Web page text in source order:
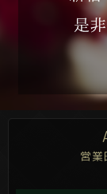
営